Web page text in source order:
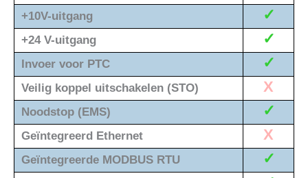
+10V-uitgang ✓
+24 V-uitgang ✓
Invoer voor PTC ✓
Veilig koppel uitschakelen (STO) X
Noodstop (EMS) ✓
Geïntegreerd Ethernet X
Geïntegreerde MODBUS RTU ✓